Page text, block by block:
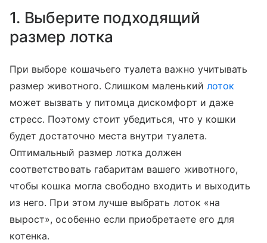
1. Выберите подходящий
размер лотка
При выборе кошачьего туалета важно учитывать
размер животного. Слишком маленький лоток
может вызвать у питомца дискомфорт и даже
стресс. Поэтому стоит убедиться, что у кошки
будет достаточно места внутри туалета.
Оптимальный размер лотка должен
соответствовать габаритам вашего животного,
чтобы кошка могла свободно входить и выходить
из него. При этом лучше выбрать лоток «на
вырост», особенно если приобретаете его для
котенка.